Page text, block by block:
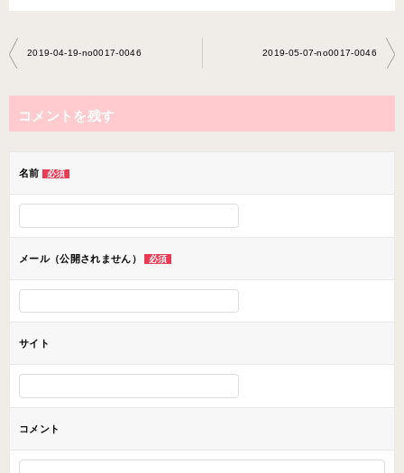
投
稿
ナ
ビ
ョ
ン
2019-04-19-no0017-0046 2019-05-07-no0017-0046
コメントを残す
名前 必須
メール（公開されません） 必須
サイト
コメント